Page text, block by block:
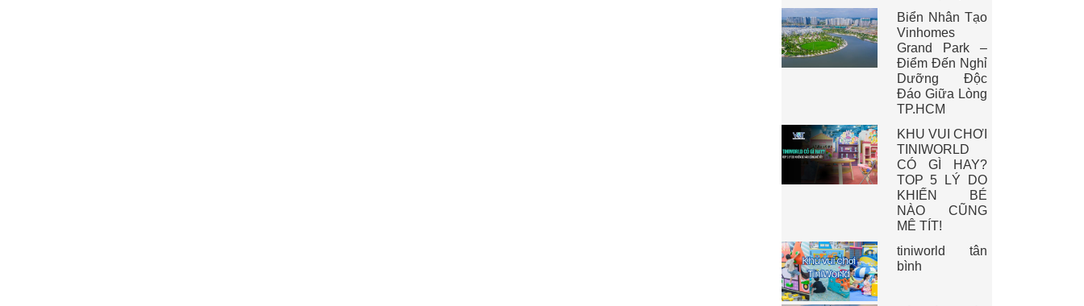
Biển Nhân Tạo
Vinhomes
Grand Park –
Điểm Đến Nghỉ
Dưỡng Độc
Đáo Giữa Lòng
TP.HCM
KHU VUI CHƠI
TINIWORLD
CÓ GÌ HAY?
TOP 5 LÝ DO
KHIẾN BÉ
NÀO CŨNG
MÊ TÍT!
tiniworld tân
bình